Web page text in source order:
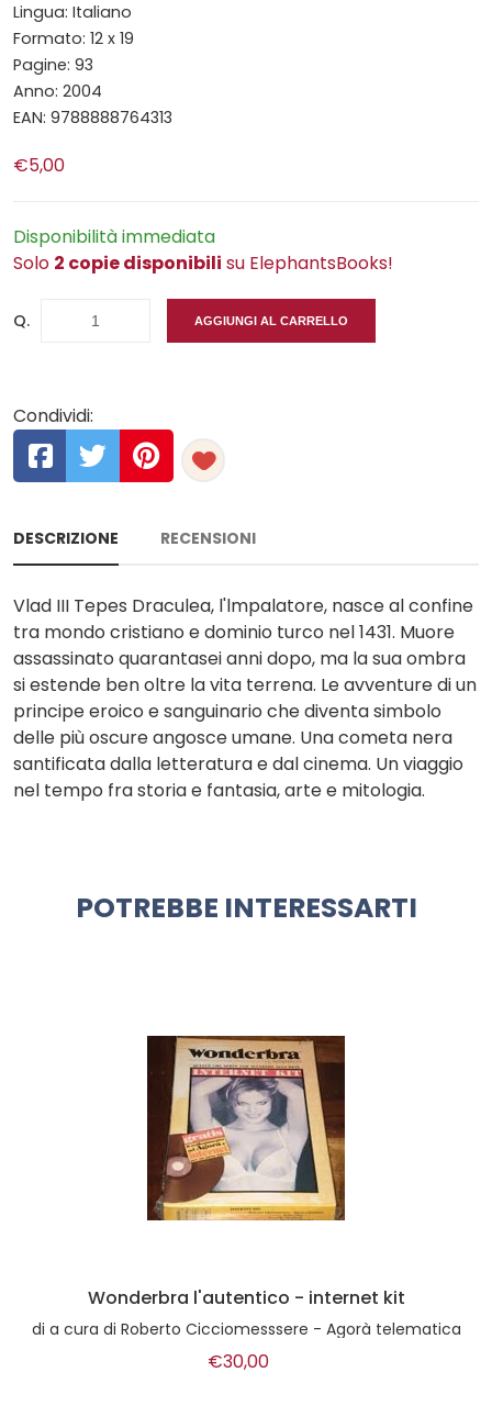
Lingua: Italiano
Formato: 12 x 19
Pagine: 93
Anno: 2004
EAN: 9788888764313
€5,00
Disponibilità immediata
Solo 2 copie disponibili su ElephantsBooks!
Q. AGGIUNGI AL CARRELLO
Condividi:
DESCRIZIONE RECENSIONI
Vlad III Tepes Draculea, l'lmpalatore, nasce al confine
tra mondo cristiano e dominio turco nel 1431. Muore
assassinato quarantasei anni dopo, ma la sua ombra
si estende ben oltre la vita terrena. Le avventure di un
principe eroico e sanguinario che diventa simbolo
delle più oscure angosce umane. Una cometa nera
santificata dalla letteratura e dal cinema. Un viaggio
nel tempo fra storia e fantasia, arte e mitologia.
POTREBBE INTERESSARTI
Wonderbra l'autentico - internet kit
di a cura di Roberto Cicciomesssere - Agorà telematica
€30,00